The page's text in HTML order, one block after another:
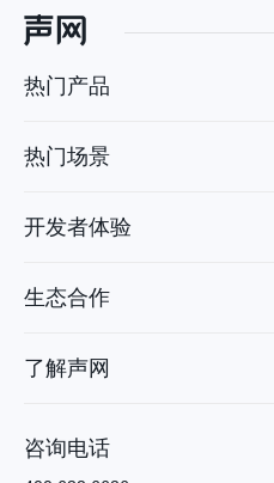
热门产品
热门场景
开发者体验
生态合作
了解声网
咨询电话